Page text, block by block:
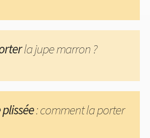
la jupe marron ?
: comment la porter